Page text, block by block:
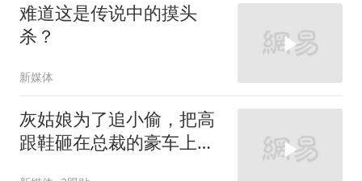
难道这是传说中的摸头
杀？
新媒体
灰姑娘为了追小偷，把高
跟鞋砸在总裁的豪车上，